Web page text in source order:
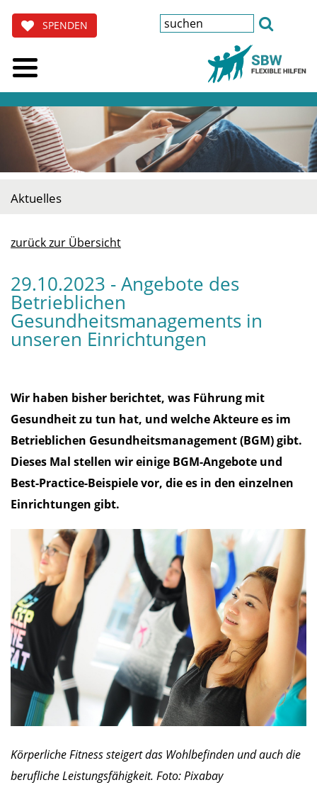
SPENDEN
Aktuelles
zurück zur Übersicht
29.10.2023 - Angebote des
Betrieblichen
Gesundheitsmanagements in
unseren Einrichtungen
Wir haben bisher berichtet, was Führung mit
Gesundheit zu tun hat, und welche Akteure es im
Betrieblichen Gesundheitsmanagement (BGM) gibt.
Dieses Mal stellen wir einige BGM-Angebote und
Best-Practice-Beispiele vor, die es in den einzelnen
Einrichtungen gibt.
Körperliche Fitness steigert das Wohlbefinden und auch die
berufliche Leistungsfähigkeit. Foto: Pixabay